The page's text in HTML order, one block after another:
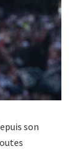
son